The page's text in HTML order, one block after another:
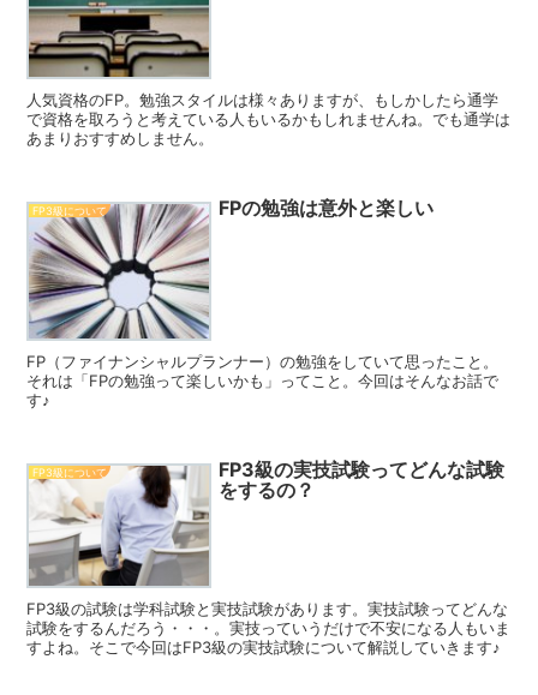
人気資格のFP。勉強スタイルは様々ありますが、もしかしたら通学
で資格を取ろうと考えている人もいるかもしれませんね。でも通学は
あまりおすすめしません。
FP3級について FPの勉強は意外と楽しい
FP（ファイナンシャルプランナー）の勉強をしていて思ったこと。
それは「FPの勉強って楽しいかも」ってこと。今回はそんなお話で
す♪
FP3級について
FP3級の実技試験ってどんな試験
をするの？
FP3級の試験は学科試験と実技試験があります。実技試験ってどんな
試験をするんだろう・・・。実技っていうだけで不安になる人もいま
すよね。そこで今回はFP3級の実技試験について解説していきます♪